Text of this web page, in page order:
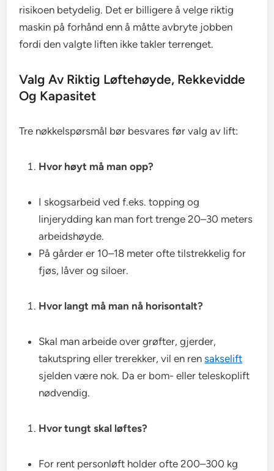
risikoen betydelig. Det er billigere å velge riktig
maskin på forhånd enn å måtte avbryte jobben
fordi den valgte liften ikke takler terrenget.
Valg Av Riktig Løftehøyde, Rekkevidde
Og Kapasitet
Tre nøkkelspørsmål bør besvares før valg av lift:
Hvor høyt må man opp?
I skogsarbeid ved f.eks. topping og
linjerydding kan man fort trenge 20–30 meters
arbeidshøyde.
På gårder er 10–18 meter ofte tilstrekkelig for
fjøs, låver og siloer.
Hvor langt må man nå horisontalt?
Skal man arbeide over grøfter, gjerder,
takutspring eller trerekker, vil en rensakselift
sjelden være nok. Da er bom- eller teleskoplift
nødvendig.
Hvor tungt skal løftes?
For rent personløft holder ofte 200–300 kg